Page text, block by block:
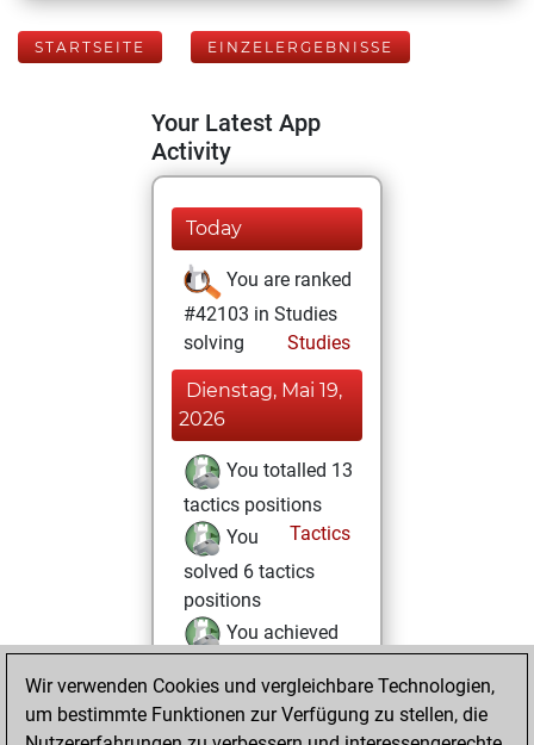
STARTSEITE EINZELERGEBNISSE
Your Latest App
Activity
Today
You are ranked
#42103 in Studies
solving
Studies
Dienstag, Mai 19,
2026
You totalled 13
tactics positions
Tactics
You
solved 6 tactics
positions
You achieved
tactics positions
You created
Wir verwenden Cookies und vergleichbare Technologien,
um bestimmte Funktionen zur Verfügung zu stellen, die